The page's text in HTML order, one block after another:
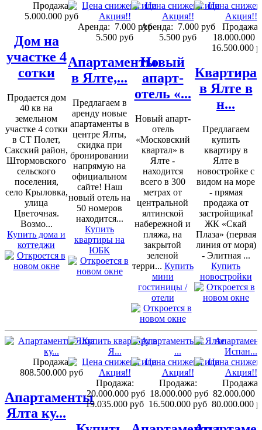
Продажа:
5.000.000 руб
Дом на
участке 4
сотки
Продается дом
40 кв на
земельном
участке 4 сотки
в СТ Полет,
Сакский район,
Штормовского
сельского
поселения,
село Крыловка,
улица
Цветочная.
Возмо...
Купить дома и
коттеджи
Аренда: 7.000 руб
5.500 руб
Апартаменты
в Ялте,...
Предлагаем в
аренду новые
апартаменты в
центре Ялты,
скидка при
бронировании
напрямую на
официальном
сайте! Наш
новый отель на
50 номеров
находится...
Купить
квартиры на
ЮБК
Аренда: 7.000 руб
5.500 руб
Новый
апарт-
отель «...
Новый апарт-
отель
«Московский
квартал» в
Ялте -
находится
всего в 300
метрах от
центральной
ялтинской
набережной и
пляжа, на
закрытой
зеленой
терри... Купить
мини
гостиницы /
отели
Продажа:
18.000.000
16.500.000
Квартира
в Ялте в
н...
Предлагаем
купить
квартиру в
Ялте в
новостройке с
видом на море
- прямая
продажа от
застройщика!
ЖК «Скай
Плаза» (первая
линия от моря)
- Элитная ...
Купить
новостройки
Продажа:
808.500.000 руб
Апартаменты
Ялта ку...
Продажа:
20.000.000 руб
19.035.000 руб
Продажа:
18.000.000 руб
16.500.000 руб
Продажа:
82.000.000
80.000.000